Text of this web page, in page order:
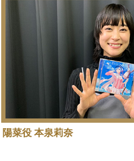
陽菜役 本泉莉奈